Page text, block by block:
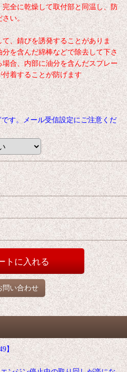
全に乾燥して取付部と同温し、防
さい。
、錆びを誘発することがありま
を含んだ綿棒などで除去して下さ
合、内部に油分を含んだスプレー
着することが防げます
す。メール受信設定にご注意くだ
トに入れる
問い合わせ
】